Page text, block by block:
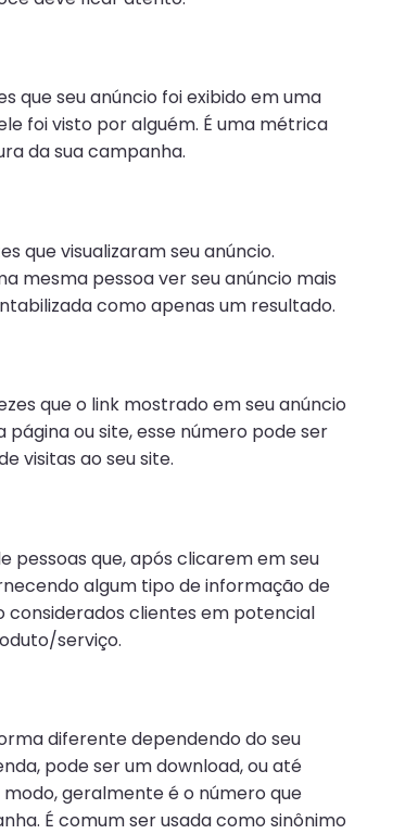
que seu anúncio foi exibido em uma
foi visto por alguém. É uma métrica
da sua campanha.
que visualizaram seu anúncio.
mesma pessoa ver seu anúncio mais
como apenas um resultado.
que o link mostrado em seu anúncio
página ou site, esse número pode ser
visitas ao seu site.
pessoas que, após clicarem em seu
algum tipo de informação de
considerados clientes em potencial
serviço.
diferente dependendo do seu
pode ser um download, ou até
geralmente é o número que
É comum ser usada como sinônimo